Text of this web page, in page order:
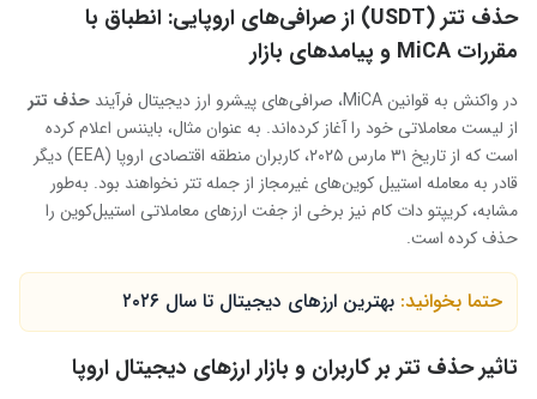
حذف تتر (USDT) از صرافی‌های اروپایی: انطباق با
مقررات MiCA و پیامدهای بازار
در واکنش به قوانین MiCA، صرافی‌های پیشرو ارز دیجیتال فرآیند
حذف تتر
از لیست معاملاتی خود را آغاز کرده‌اند. به عنوان مثال، بایننس اعلام کرده
است که از تاریخ ۳۱ مارس ۲۰۲۵، کاربران منطقه اقتصادی اروپا (EEA) دیگر
قادر به معامله استیبل‌ کوین‌های غیرمجاز از جمله تتر نخواهند بود. به‌طور
مشابه، کریپتو دات کام نیز برخی از جفت‌ ارزهای معاملاتی استیبل‌کوین را
حذف کرده است.
حتما بخوانید: بهترین ارزهای دیجیتال تا سال ۲۰۲۶
تاثیر حذف تتر بر کاربران و بازار ارزهای دیجیتال اروپا